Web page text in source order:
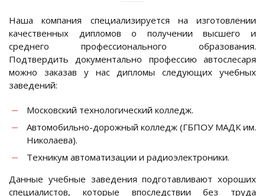
Наша компания специализируется на изготовлении
качественных дипломов о получении высшего и
среднего профессионального образования.
Подтвердить документально профессию автослесаря
можно заказав у нас дипломы следующих учебных
заведений:
Московский технологический колледж.
Автомобильно-дорожный колледж (ГБПОУ МАДК им.
Николаева).
Техникум автоматизации и радиоэлектроники.
Данные учебные заведения подготавливают хороших
специалистов, которые впоследствии без труда